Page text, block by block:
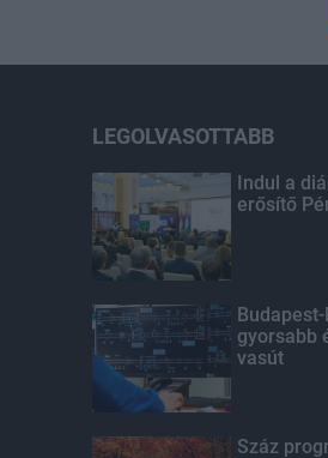
LEGOLVASOTTABB
Indul a
erősítő
gyorsabb
vasút
Száz